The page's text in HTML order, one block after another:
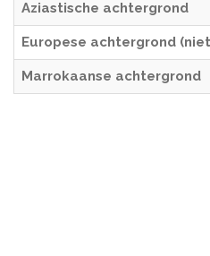
Aziastische achtergrond
Europese achtergrond
Marrokaanse achtergrond